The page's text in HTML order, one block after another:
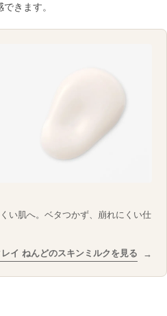
きます。
い肌へ。ベタつかず、崩れにくい仕
イ ねんどのスキンミルクを見る →